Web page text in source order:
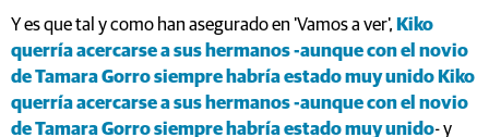
Y es que tal y como han asegurado en 'Vamos a ver', Kiko
querría acercarse a sus hermanos -aunque con el novio
de Tamara Gorro siempre habría estado muy unido Kiko
querría acercarse a sus hermanos -aunque con el novio
de Tamara Gorro siempre habría estado muy unido- y